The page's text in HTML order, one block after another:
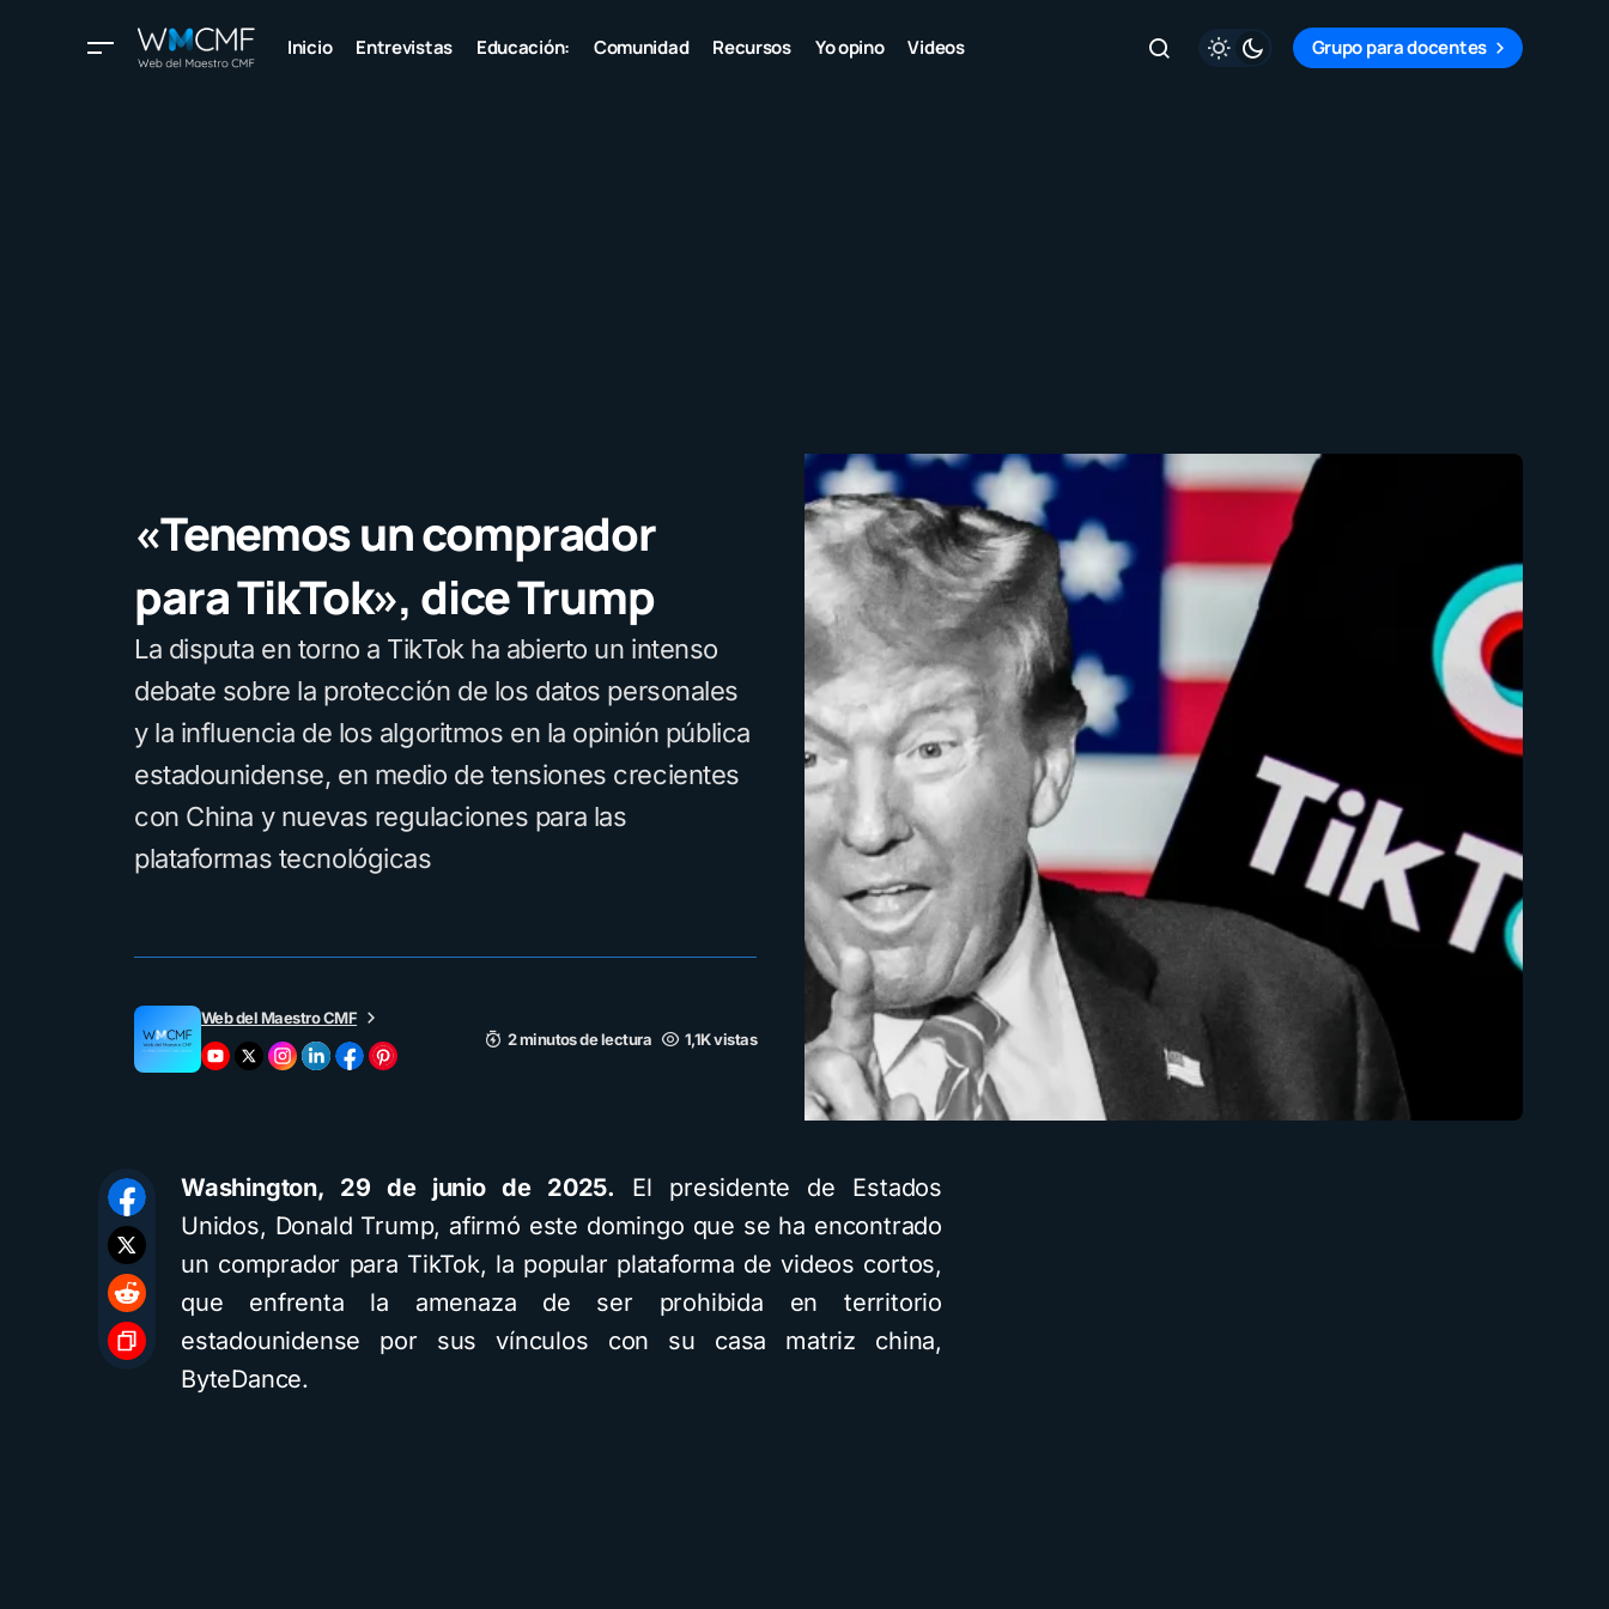
Inicio Entrevistas Educación: Comunidad Recursos Yo opino Videos Grupo para docentes
«Tenemos un comprador
para TikTok», dice Trump
La disputa en torno a TikTok ha abierto un intenso
debate sobre la protección de los datos personales
y la influencia de los algoritmos en la opinión pública
estadounidense, en medio de tensiones crecientes
con China y nuevas regulaciones para las
plataformas tecnológicas
Web del Maestro CMF
2 minutos de lectura
1,1K vistas
Washington, 29 de junio de 2025. El presidente de Estados
Unidos, Donald Trump, afirmó este domingo que se ha encontrado
un comprador para TikTok, la popular plataforma de videos cortos,
que enfrenta la amenaza de ser prohibida en territorio
estadounidense por sus vínculos con su casa matriz china,
ByteDance.